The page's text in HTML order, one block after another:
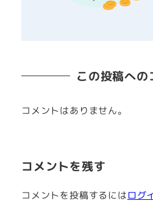
この投稿への
コメントはありません。
コメントを残す
コメントを投稿するにはログ